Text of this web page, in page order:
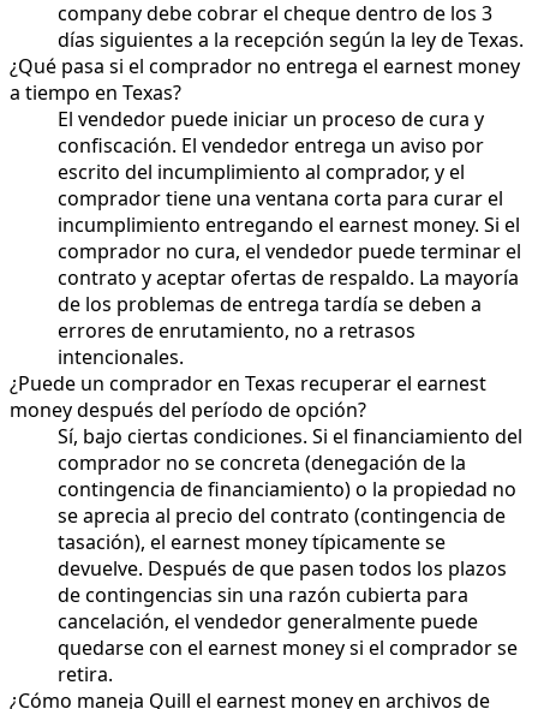
company debe cobrar el cheque dentro de los 3
días siguientes a la recepción según la ley de Texas.
¿Qué pasa si el comprador no entrega el earnest money
a tiempo en Texas?
El vendedor puede iniciar un proceso de cura y
confiscación. El vendedor entrega un aviso por
escrito del incumplimiento al comprador, y el
comprador tiene una ventana corta para curar el
incumplimiento entregando el earnest money. Si el
comprador no cura, el vendedor puede terminar el
contrato y aceptar ofertas de respaldo. La mayoría
de los problemas de entrega tardía se deben a
errores de enrutamiento, no a retrasos
intencionales.
¿Puede un comprador en Texas recuperar el earnest
money después del período de opción?
Sí, bajo ciertas condiciones. Si el financiamiento del
comprador no se concreta (denegación de la
contingencia de financiamiento) o la propiedad no
se aprecia al precio del contrato (contingencia de
tasación), el earnest money típicamente se
devuelve. Después de que pasen todos los plazos
de contingencias sin una razón cubierta para
cancelación, el vendedor generalmente puede
quedarse con el earnest money si el comprador se
retira.
¿Cómo maneja Quill el earnest money en archivos de